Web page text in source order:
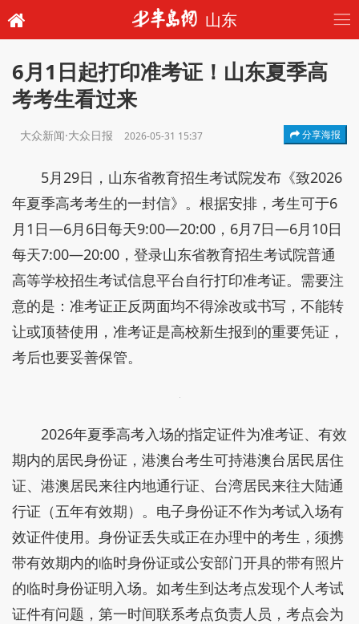
山东
6月1日起打印准考证！山东夏季高
考考生看过来
大众新闻·大众日报 2026-05-31 15:37 分享海报
5月29日，山东省教育招生考试院发布《致2026
年夏季高考考生的一封信》。根据安排，考生可于6
月1日—6月6日每天9:00—20:00，6月7日—6月10日
每天7:00—20:00，登录山东省教育招生考试院普通
高等学校招生考试信息平台自行打印准考证。需要注
意的是：准考证正反两面均不得涂改或书写，不能转
让或顶替使用，准考证是高校新生报到的重要凭证，
考后也要妥善保管。
2026年夏季高考入场的指定证件为准考证、有效
期内的居民身份证，港澳台考生可持港澳台居民居住
证、港澳居民来往内地通行证、台湾居民来往大陆通
行证（五年有效期）。电子身份证不作为考试入场有
效证件使用。身份证丢失或正在办理中的考生，须携
带有效期内的临时身份证或公安部门开具的带有照片
的临时身份证明入场。如考生到达考点发现个人考试
证件有问题，第一时间联系考点负责人员，考点会为